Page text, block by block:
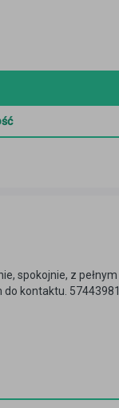
spokojnie, z pełnym
kontaktu.